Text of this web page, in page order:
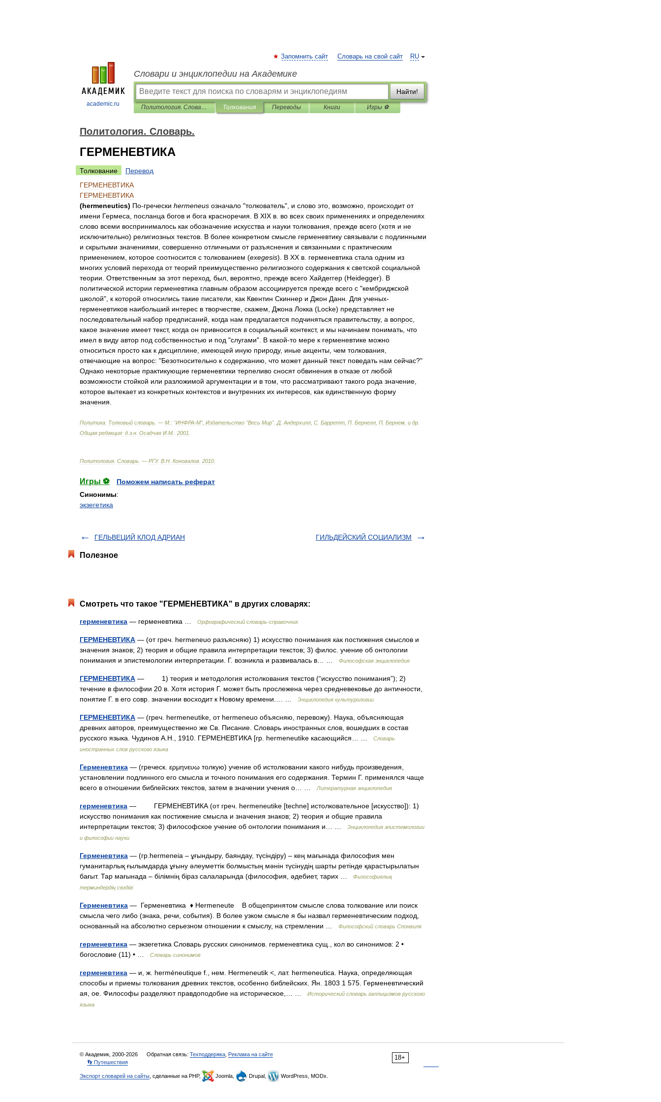
academic.ru
RU
Запомнить сайт Словарь на свой сайт
Словари и энциклопедии на Академике
Найти!
Политология. Словарь. Толкования Переводы Книги Игры ⚽
Политология. Словарь.
ГЕРМЕНЕВТИКА
Толкование
Перевод
ГЕРМЕНЕВТИКА
ГЕРМЕНЕВТИКА
(hermeneutics) По-гречески hermeneus означало "толкователь", и слово это возможно происходит от
имени Гермеса посланца богов и бога красноречия В XIX в во всех своих применениях и определениях
слово всеми воспринималось как обозначение искусства и науки толкования прежде всего (хотя и не
исключительно) религиозных текстов В более конкретном смысле герменевтику связывали с подлинными
и скрытыми значениями совершенно отличными от разъяснения и связанными с практическим
применением
которое соотносится с толкованием (exegesis). В XX в герменевтика стала одним из
многих условий перехода от теорий преимущественно религиозного содержания к светской социальной
теории Ответственным за этот переход был вероятно прежде всего Хайдеггер (Heidegger). В
политической истории герменевтика главным образом ассоциируется прежде всего с "кембриджской
школой", к которой относились такие писатели как Квентин Скиннер и Джон Данн Для ученых-
герменевтиков наибольший интерес в творчестве скажем Джона Локка (Locke) представляет не
последовательный набор предписаний когда нам предлагается подчиняться правительству, а вопрос
какое значение имеет текст, когда он привносится в социальный контекст, и мы начинаем понимать что
имел в виду автор под собственностью и под "слугами". В какой-то мере к герменевтике можно
относиться просто как к дисциплине имеющей иную природу, иные акценты чем толкования
отвечающие на вопрос: "Безотносительно к содержанию что может данный текст поведать нам сейчас?"
Однако некоторые практикующие герменевтики терпеливо сносят обвинения в отказе от любой
возможности стойкой или разложимой аргументации и в том что рассматривают такого рода значение
которое вытекает из конкретных контекстов и внутренних их интересов как единственную форму
значения
Политика Толковый словарь . — М : "ИНФРА-М", Издательство "Весь Мир". Д Андерхилл С Барретт П Бернелл П Бернем и др
Общая редакция: д э н Осадчая И М 2001
Политология Словарь . — РГУ. В Н Коновалов 2010
Игры ⚽
Поможем написать реферат
Синонимы:
экзегетика
ГЕЛЬВЕЦИЙ КЛОД АДРИАН ГИЛЬДЕЙСКИЙ СОЦИАЛИЗМ
Полезное
Смотреть что такое "ГЕРМЕНЕВТИКА" в других словарях:
герменевтика — герменевтика … Орфографический словарь-справочник
ГЕРМЕНЕВТИКА — (от греч. hermeneuo разъясняю) 1) искусство понимания как постижения смыслов и
значения знаков; 2) теория и общие правила интерпретации текстов; 3) филос. учение об онтологии
понимания и эпистемологии интерпретации. Г. возникла и развивалась в… …
Философская энциклопедия
ГЕРМЕНЕВТИКА — 1) теория и методология истолкования текстов (“искусство понимания”); 2)
течение в философии 20 в. Хотя история Г. может быть прослежена через средневековье до античности,
понятие Г. в его совр. значении восходит к Новому времени.… …
Энциклопедия культурологии
ГЕРМЕНЕВТИКА — (греч. hermeneutike, от hermeneuo объясняю, перевожу). Наука, объясняющая
древних авторов, преимущественно же Св. Писание. Словарь иностранных слов, вошедших в состав
русского языка. Чудинов А.Н., 1910. ГЕРМЕНЕВТИКА [гр. hermeneutike касающийся… …
Словарь
иностранных слов русского языка
Герменевтика — (греческ. ερμηνευω толкую) учение об истолковании какого нибудь произведения,
установлении подлинного его смысла и точного понимания его содержания. Термин Г. применялся чаще
всего в отношении библейских текстов, затем в значении учения о… …
Литературная энциклопедия
герменевтика — ГЕРМЕНЕВТИКА (от греч. hermeneutike [techne] истолковательное [искусство]): 1)
искусство понимания как постижение смысла и значения знаков; 2) теория и общие правила
интерпретации текстов; 3) философское учение об онтологии понимания и… …
Энциклопедия эпистемологии
и философии науки
Герменевтика — (гр.hermeneia – ұғындыру, баяндау, түсіндіру) – кең мағынада философия мен
гуманитарлық ғылымдарда ұғыну әлеуметтік болмыстың мәнін түсінудің шарты ретінде қарастырылатын
бағыт. Тар мағынада – білімнің біраз салаларында (философия, әдебиет, тарих …
Философиялық
терминдердің сөздігі
Герменевтика — Герменевтика ♦ Hermeneute В общепринятом смысле слова толкование или поиск
смысла чего либо (знака, речи, события). В более узком смысле я бы назвал герменевтическим подход,
основанный на абсолютно серьезном отношении к смыслу, на стремлении …
Философский словарь Спонвиля
герменевтика — экзегетика Словарь русских синонимов. герменевтика сущ., кол во синонимов: 2 •
богословие (11) • …
Словарь синонимов
герменевтика — и, ж. herméneutique f., нем. Hermeneutik <, лат. hermeneutica. Наука, определяющая
способы и приемы толкования древних текстов, особенно библейских. Ян. 1803 1 575. Герменевтический
ая, ое. Философы разделяют правдоподобие на историческое,… …
Исторический словарь галлицизмов русского
языка
18+
© Академик, 2000-2026 Обратная связь: Техподдержка Реклама на сайте
👣 Путешествия
Экспорт словарей на сайты , сделанные на PHP, Joomla, Drupal, WordPress, MODx.